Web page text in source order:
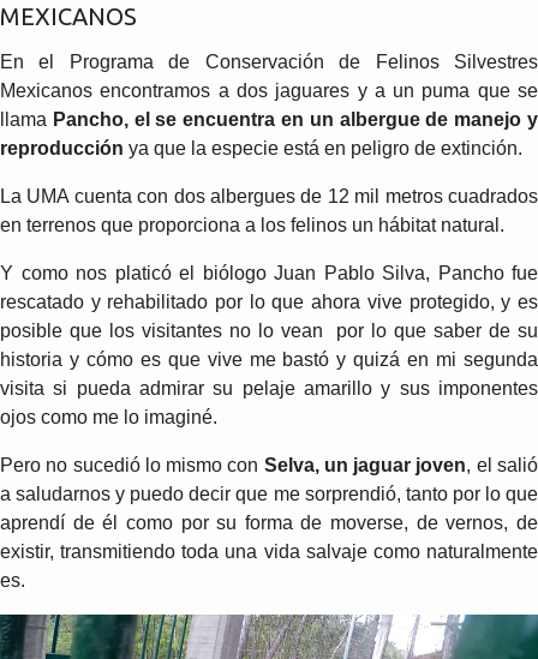
MEXICANOS
En el Programa de Conservación de Felinos Silvestres
Mexicanos encontramos a dos jaguares y a un puma que se
llama Pancho, el se encuentra en un albergue de manejo y
reproducción ya que la especie está en peligro de extinción.
La UMA cuenta con dos albergues de 12 mil metros cuadrados
en terrenos que proporciona a los felinos un hábitat natural.
Y como nos platicó el biólogo Juan Pablo Silva, Pancho fue
rescatado y rehabilitado por lo que ahora vive protegido, y es
posible que los visitantes no lo vean por lo que saber de su
historia y cómo es que vive me bastó y quizá en mi segunda
visita si pueda admirar su pelaje amarillo y sus imponentes
ojos como me lo imaginé.
Pero no sucedió lo mismo con Selva, un jaguar joven, el salió
a saludarnos y puedo decir que me sorprendió, tanto por lo que
aprendí de él como por su forma de moverse, de vernos, de
existir, transmitiendo toda una vida salvaje como naturalmente
es.